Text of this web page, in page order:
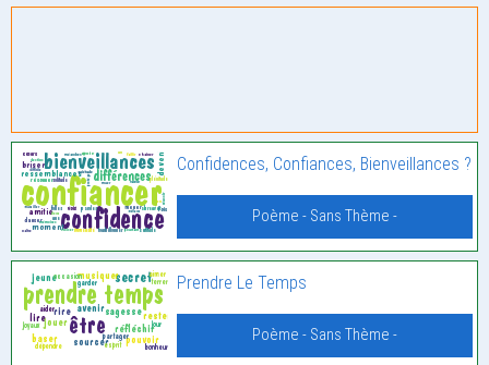
Confidences, Confiances, Bienveillances ?
Poème - Sans Thème -
Prendre Le Temps
Poème - Sans Thème -